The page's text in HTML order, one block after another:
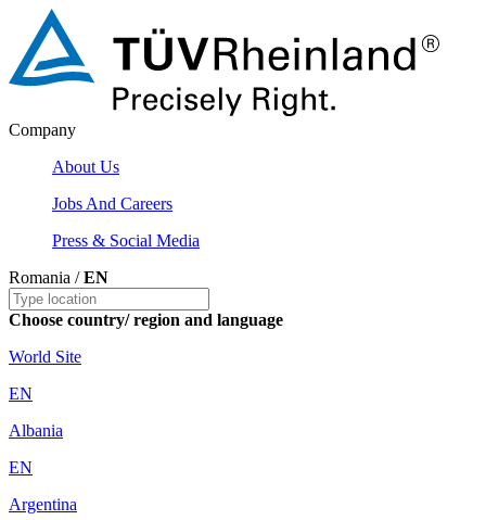
Company
About Us
Jobs And Careers
Press & Social Media
Romania /EN
Choose country/ region and language
World Site
EN
Albania
EN
Argentina